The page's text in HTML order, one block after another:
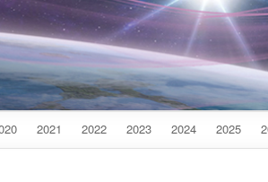
2021 2022 2023 2024 2025